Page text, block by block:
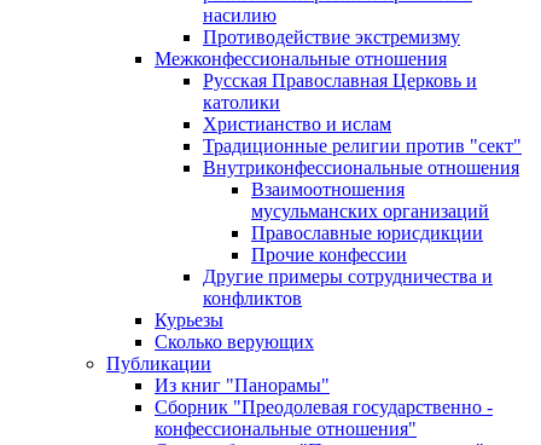
насилию
Противодействие экстремизму
Межконфессиональные отношения
Русская Православная Церковь и
католики
Христианство и ислам
Традиционные религии против "сект"
Внутриконфессиональные отношения
Взаимоотношения
мусульманских организаций
Православные юрисдикции
Прочие конфессии
Другие примеры сотрудничества и
конфликтов
Курьезы
Сколько верующих
Публикации
Из книг "Панорамы"
Сборник "Преодолевая государственно -
конфессиональные отношения"